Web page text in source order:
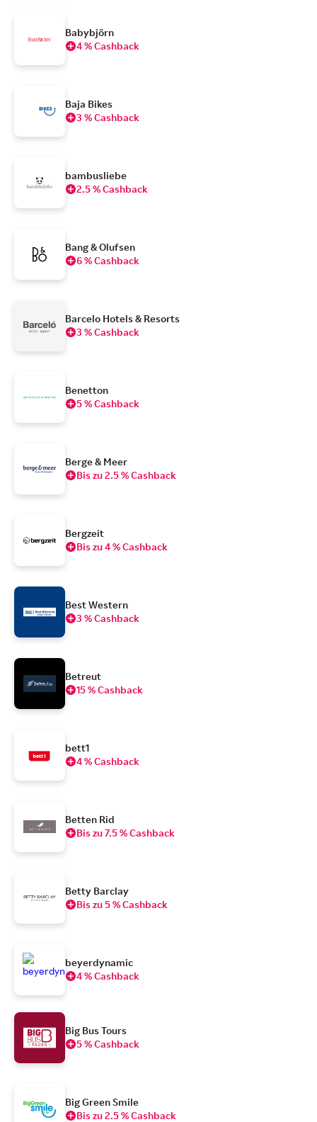
Babybjörn
4 % Cashback
Baja Bikes
3 % Cashback
bambusliebe
2.5 % Cashback
Bang & Olufsen
6 % Cashback
Barcelo Hotels & Resorts
3 % Cashback
Benetton
5 % Cashback
Berge & Meer
Bis zu 2.5 % Cashback
Bergzeit
Bis zu 4 % Cashback
Best Western
3 % Cashback
Betreut
15 % Cashback
bett1
4 % Cashback
Betten Rid
Bis zu 7.5 % Cashback
Betty Barclay
Bis zu 5 % Cashback
beyerdynamic
4 % Cashback
Big Bus Tours
5 % Cashback
Big Green Smile
Bis zu 2.5 % Cashback